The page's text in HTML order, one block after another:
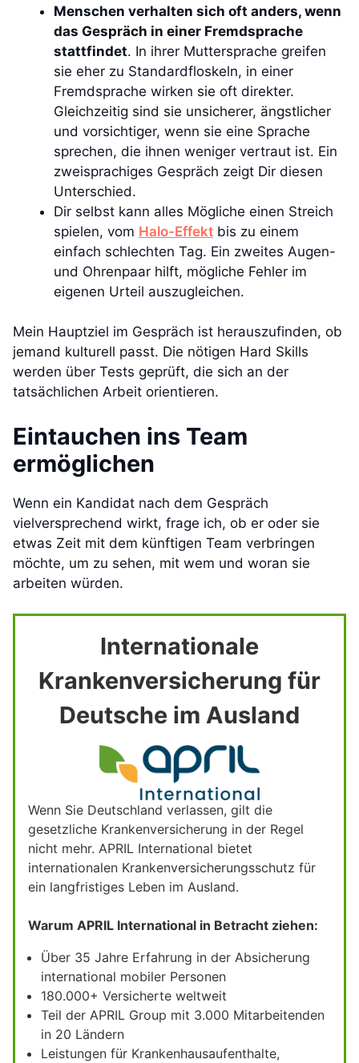
Menschen verhalten sich oft anders, wenn
das Gespräch in einer Fremdsprache
stattfindet. In ihrer Muttersprache greifen
sie eher zu Standardfloskeln, in einer
Fremdsprache wirken sie oft direkter.
Gleichzeitig sind sie unsicherer, ängstlicher
und vorsichtiger, wenn sie eine Sprache
sprechen, die ihnen weniger vertraut ist. Ein
zweisprachiges Gespräch zeigt Dir diesen
Unterschied.
Dir selbst kann alles Mögliche einen Streich
spielen, vom Halo-Effekt bis zu einem
einfach schlechten Tag. Ein zweites Augen-
und Ohrenpaar hilft, mögliche Fehler im
eigenen Urteil auszugleichen.
Mein Hauptziel im Gespräch ist herauszufinden, ob
jemand kulturell passt. Die nötigen Hard Skills
werden über Tests geprüft, die sich an der
tatsächlichen Arbeit orientieren.
Eintauchen ins Team
ermöglichen
Wenn ein Kandidat nach dem Gespräch
vielversprechend wirkt, frage ich, ob er oder sie
etwas Zeit mit dem künftigen Team verbringen
möchte, um zu sehen, mit wem und woran sie
arbeiten würden.
Internationale
Krankenversicherung für
Deutsche im Ausland
Wenn Sie Deutschland verlassen, gilt die
gesetzliche Krankenversicherung in der Regel
nicht mehr. APRIL International bietet
internationalen Krankenversicherungsschutz für
ein langfristiges Leben im Ausland.
Warum APRIL International in Betracht ziehen:
Über 35 Jahre Erfahrung in der Absicherung
international mobiler Personen
180.000+ Versicherte weltweit
Teil der APRIL Group mit 3.000 Mitarbeitenden
in 20 Ländern
Leistungen für Krankenhausaufenthalte,